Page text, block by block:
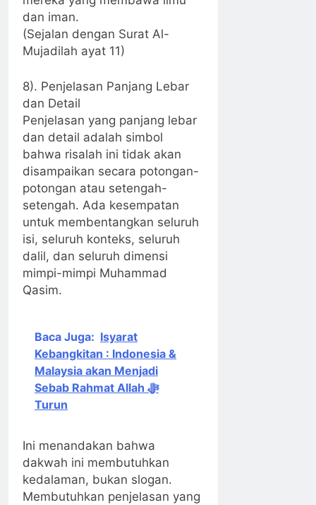
dan iman.
(Sejalan dengan Surat Al-
Mujadilah ayat 11)
8). Penjelasan Panjang Lebar
dan Detail
Penjelasan yang panjang lebar
dan detail adalah simbol
bahwa risalah ini tidak akan
disampaikan secara potongan-
potongan atau setengah-
setengah. Ada kesempatan
untuk membentangkan seluruh
isi, seluruh konteks, seluruh
dalil, dan seluruh dimensi
mimpi-mimpi Muhammad
Qasim.
Baca Juga: Isyarat
Kebangkitan : Indonesia &
Malaysia akan Menjadi
Sebab Rahmat Allah ﷻ
Turun
Ini menandakan bahwa
dakwah ini membutuhkan
kedalaman, bukan slogan.
Membutuhkan penjelasan yang